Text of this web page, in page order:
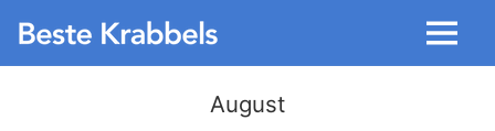
Menu
August